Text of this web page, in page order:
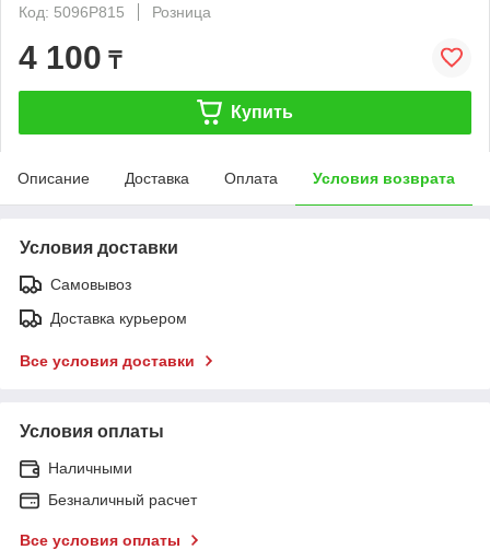
Код: 5096P815
Розница
4 100 ₸
Купить
Описание Доставка Оплата Условия возврата
Условия доставки
Самовывоз
Доставка курьером
Все условия доставки
Условия оплаты
Наличными
Безналичный расчет
Все условия оплаты